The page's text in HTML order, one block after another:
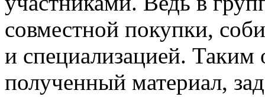
совместной покупки,
и специализацией.
полученный материал,